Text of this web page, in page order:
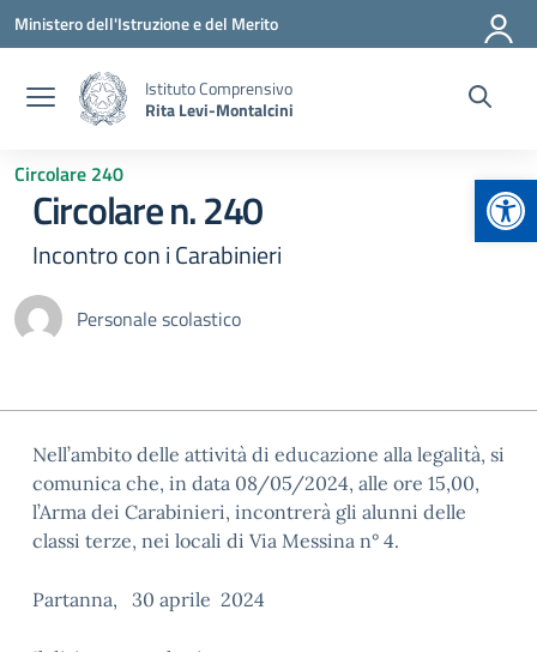
Vai ai contenuti
Vai al menu di navigazione
Vai al footer
Ministero dell'Istruzione e del Merito
Istituto Comprensivo
Rita Levi-Montalcini
Circolare 240
Circolare n. 240
Incontro con i Carabinieri
Personale scolastico
Nell’ambito delle attività di educazione alla legalità, si
comunica che, in data 08/05/2024, alle ore 15,00,
l’Arma dei Carabinieri, incontrerà gli alunni delle
classi terze, nei locali di Via Messina n° 4.
Partanna, 30 aprile 2024